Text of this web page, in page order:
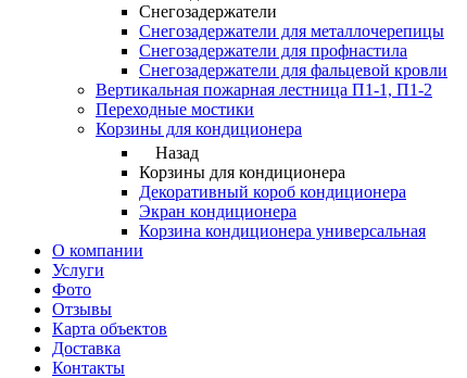
Снегозадержатели
Снегозадержатели для металлочерепицы
Снегозадержатели для профнастила
Снегозадержатели для фальцевой кровли
Вертикальная пожарная лестница П1-1, П1-2
Переходные мостики
Корзины для кондиционера
Назад
Корзины для кондиционера
Декоративный короб кондиционера
Экран кондиционера
Корзина кондиционера универсальная
О компании
Услуги
Фото
Отзывы
Карта объектов
Доставка
Контакты